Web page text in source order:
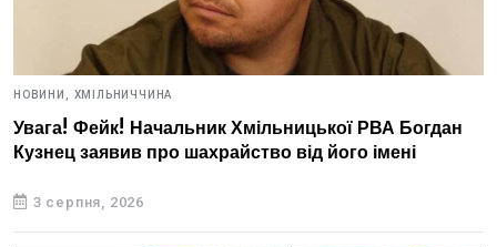
НОВИНИ, ХМІЛЬНИЧЧИНА
Увага! Фейк! Начальник Хмільницької РВА Богдан
Кузнец заявив про шахрайство від його імені
3 серпня, 2026